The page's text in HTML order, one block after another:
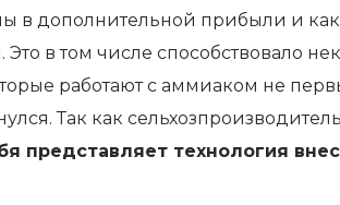
в дополнительной прибыли и
в том числе способствовало
работают с аммиаком не
Так как
представляет технология